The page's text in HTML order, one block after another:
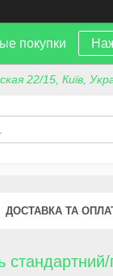
покупки
22/15, Київ,
ДОСТАВКА ТА